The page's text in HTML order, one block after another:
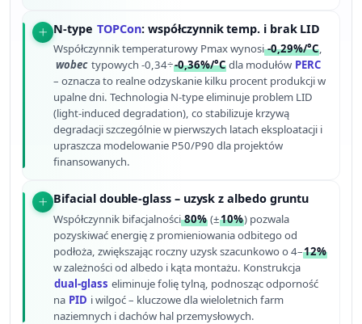
N-type TOPCon: współczynnik temp. i brak LID
Współczynnik temperaturowy Pmax wynosi-0,29%/°C,
wobec typowych -0,34÷-0,36%/°C dla modułów PERC
– oznacza to realne odzyskanie kilku procent produkcji w
upalne dni. Technologia N-type eliminuje problem LID
(light-induced degradation), co stabilizuje krzywą
degradacji szczególnie w pierwszych latach eksploatacji i
upraszcza modelowanie P50/P90 dla projektów
finansowanych.
Bifacial double-glass – uzysk z albedo gruntu
Współczynnik bifacjalności80% (±10%) pozwala
pozyskiwać energię z promieniowania odbitego od
podłoża, zwiększając roczny uzysk szacunkowo o 4–12%
w zależności od albedo i kąta montażu. Konstrukcja
dual-glass eliminuje folię tylną, podnosząc odporność
na PID i wilgoć – kluczowe dla wieloletnich farm
naziemnych i dachów hal przemysłowych.